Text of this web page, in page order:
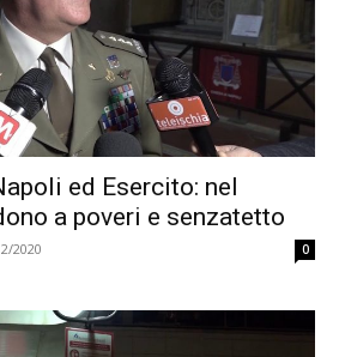
ed Esercito: nel
a poveri e senzatetto
2020 0